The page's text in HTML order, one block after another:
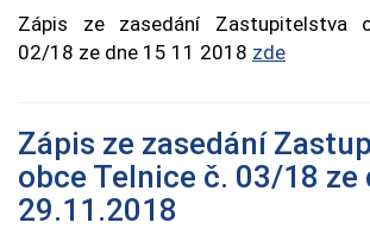
Zápis ze zasedání Zastupitelstva
02/18 ze dne 15 11 2018 zde
Zápis ze zasedání
obce Telnice č. 03/18 ze
29.11.2018